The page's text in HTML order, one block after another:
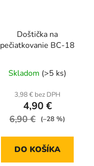
Doštička na
pečiatkovanie BC-18
Skladom (>5 ks)
3,98 € bez DPH
4,90 €
6,90 € (–28 %)
DO KOŠÍKA